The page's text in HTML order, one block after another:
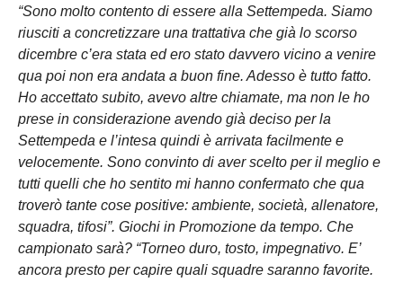
“Sono molto contento di essere alla Settempeda. Siamo
riusciti a concretizzare una trattativa che già lo scorso
dicembre c’era stata ed ero stato davvero vicino a venire
qua poi non era andata a buon fine. Adesso è tutto fatto.
Ho accettato subito, avevo altre chiamate, ma non le ho
prese in considerazione avendo già deciso per la
Settempeda e l’intesa quindi è arrivata facilmente e
velocemente. Sono convinto di aver scelto per il meglio e
tutti quelli che ho sentito mi hanno confermato che qua
troverò tante cose positive: ambiente, società, allenatore,
squadra, tifosi”. Giochi in Promozione da tempo. Che
campionato sarà? “Torneo duro, tosto, impegnativo. E’
ancora presto per capire quali squadre saranno favorite.